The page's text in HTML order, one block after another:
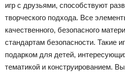
игр с друзьями, способствуют
творческого подхода. Все
качественного, безопасного
стандартам безопасности. Такие
подарком для детей,
тематикой и конструированием.